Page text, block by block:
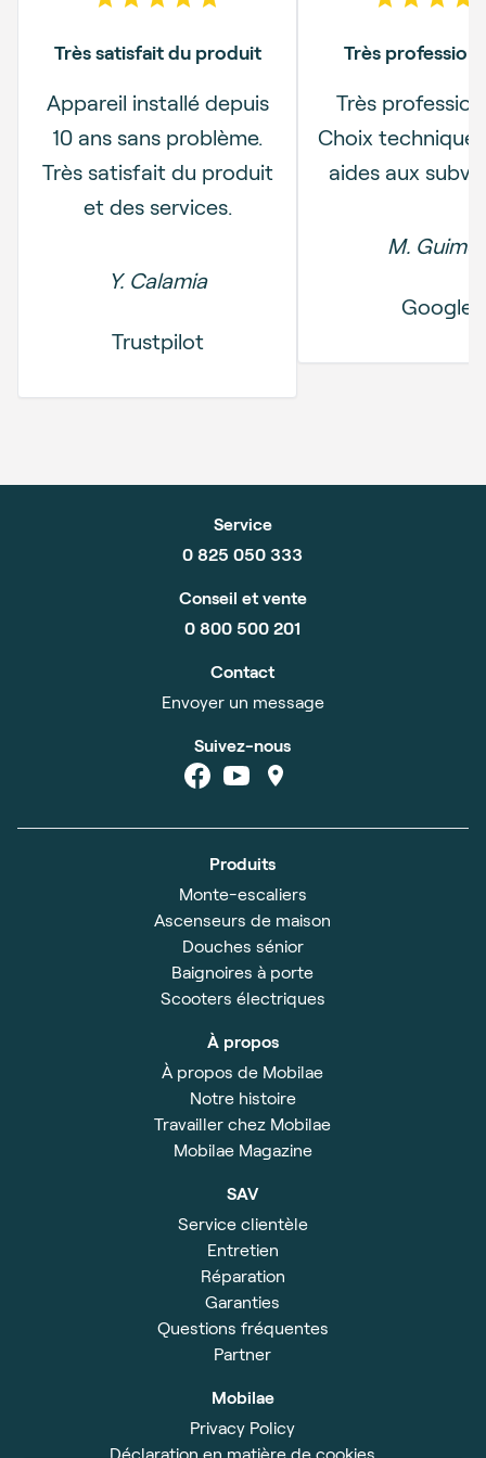
Précédent
5 out of 5 stars
Très satisfait du produit
Appareil installé depuis
10 ans sans problème.
Très satisfait du produit
et des services.
Y. Calamia
Trustpilot
5 out
Très
Très
Choix technique
aides aux
M. Guimet
Google
Service
0 825 050 333
Conseil et vente
0 800 500 201
Contact
Envoyer un message
Suivez-nous
Produits
Monte-escaliers
Ascenseurs de maison
Douches sénior
Baignoires à porte
Scooters électriques
À propos
À propos de Mobilae
Notre histoire
Travailler chez Mobilae
Mobilae Magazine
SAV
Service clientèle
Entretien
Réparation
Garanties
Questions fréquentes
Partner
Mobilae
Privacy Policy
Déclaration en matière de cookies